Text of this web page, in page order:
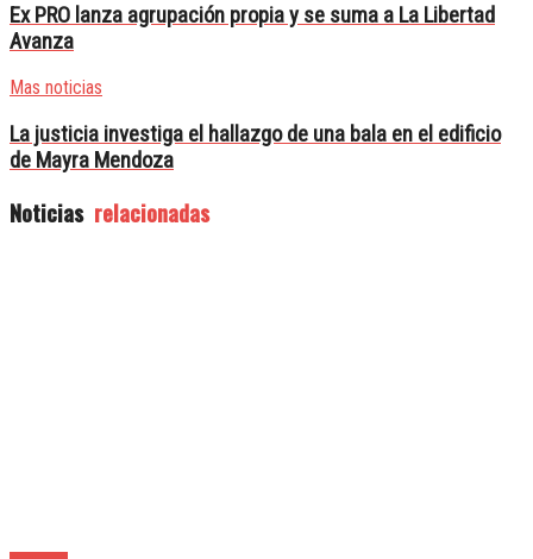
Ex PRO lanza agrupación propia y se suma a La Libertad
Avanza
Mas noticias
La justicia investiga el hallazgo de una bala en el edificio
de Mayra Mendoza
Noticias relacionadas